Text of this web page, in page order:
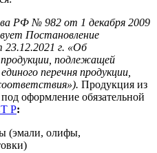
РФ № 982 от 1 декабря 2009
Постановление
г. «Об
подлежащей
перечня продукции,
Продукция из
оформление обязательной
Р:
(эмали, олифы,